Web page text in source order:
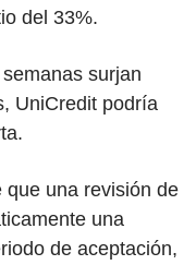
del 33%.
surjan
UniCredit podría
que una revisión de
una
de aceptación,